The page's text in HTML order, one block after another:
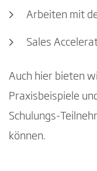
Arbeiten mit
Sales
Auch hier bieten
Praxisbeispiele
Schulungs-
können.